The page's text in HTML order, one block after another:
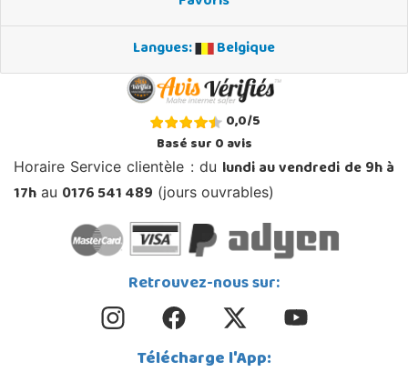
Langues:
Belgique
0,0/5
Basé sur0avis
Horaire Service clientèle : du lundi au vendredi de 9h à
17h au 0176 541 489 (jours ouvrables)
Retrouvez-nous sur:
Télécharge l'App: